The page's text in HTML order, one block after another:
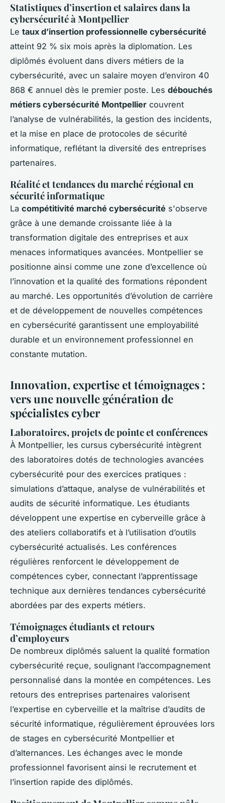
Statistiques d’insertion et salaires dans la
cybersécurité à Montpellier
Le taux d’insertion professionnelle cybersécurité
atteint 92 % six mois après la diplomation. Les
diplômés évoluent dans divers métiers de la
cybersécurité, avec un salaire moyen d’environ 40
868 € annuel dès le premier poste. Les débouchés
métiers cybersécurité Montpellier couvrent
l’analyse de vulnérabilités, la gestion des incidents,
et la mise en place de protocoles de sécurité
informatique, reflétant la diversité des entreprises
partenaires.
Réalité et tendances du marché régional en
sécurité informatique
La compétitivité marché cybersécurité s'observe
grâce à une demande croissante liée à la
transformation digitale des entreprises et aux
menaces informatiques avancées. Montpellier se
positionne ainsi comme une zone d’excellence où
l’innovation et la qualité des formations répondent
au marché. Les opportunités d’évolution de carrière
et de développement de nouvelles compétences
en cybersécurité garantissent une employabilité
durable et un environnement professionnel en
constante mutation.
Innovation, expertise et témoignages :
vers une nouvelle génération de
spécialistes cyber
Laboratoires, projets de pointe et conférences
À Montpellier, les cursus cybersécurité intègrent
des laboratoires dotés de technologies avancées
cybersécurité pour des exercices pratiques :
simulations d’attaque, analyse de vulnérabilités et
audits de sécurité informatique. Les étudiants
développent une expertise en cyberveille grâce à
des ateliers collaboratifs et à l’utilisation d’outils
cybersécurité actualisés. Les conférences
régulières renforcent le développement de
compétences cyber, connectant l’apprentissage
technique aux dernières tendances cybersécurité
abordées par des experts métiers.
Témoignages étudiants et retours
d’employeurs
De nombreux diplômés saluent la qualité formation
cybersécurité reçue, soulignant l’accompagnement
personnalisé dans la montée en compétences. Les
retours des entreprises partenaires valorisent
l’expertise en cyberveille et la maîtrise d’audits de
sécurité informatique, régulièrement éprouvées lors
de stages en cybersécurité Montpellier et
d’alternances. Les échanges avec le monde
professionnel favorisent ainsi le recrutement et
l’insertion rapide des diplômés.